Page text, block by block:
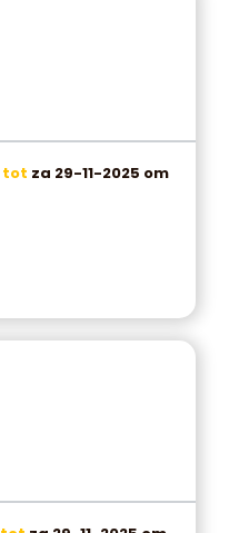
tot za 29-11-2025 om